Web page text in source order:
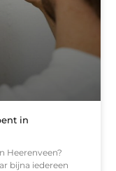
in
Heerenveen?
bijna iedereen